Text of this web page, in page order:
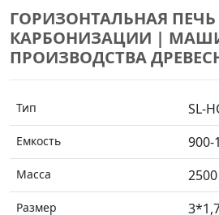
ГОРИЗОНТАЛЬНАЯ ПЕЧЬ
КАРБОНИЗАЦИИ |
ПРОИЗВОДСТВА
Тип SL-
Емкость 900-
Масса 2500
Размер